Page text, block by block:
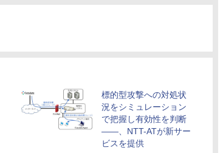
標的型攻撃への対処状
況をシミュレーション
で把握し有効性を判断
――、NTT-ATが新サー
ビスを提供